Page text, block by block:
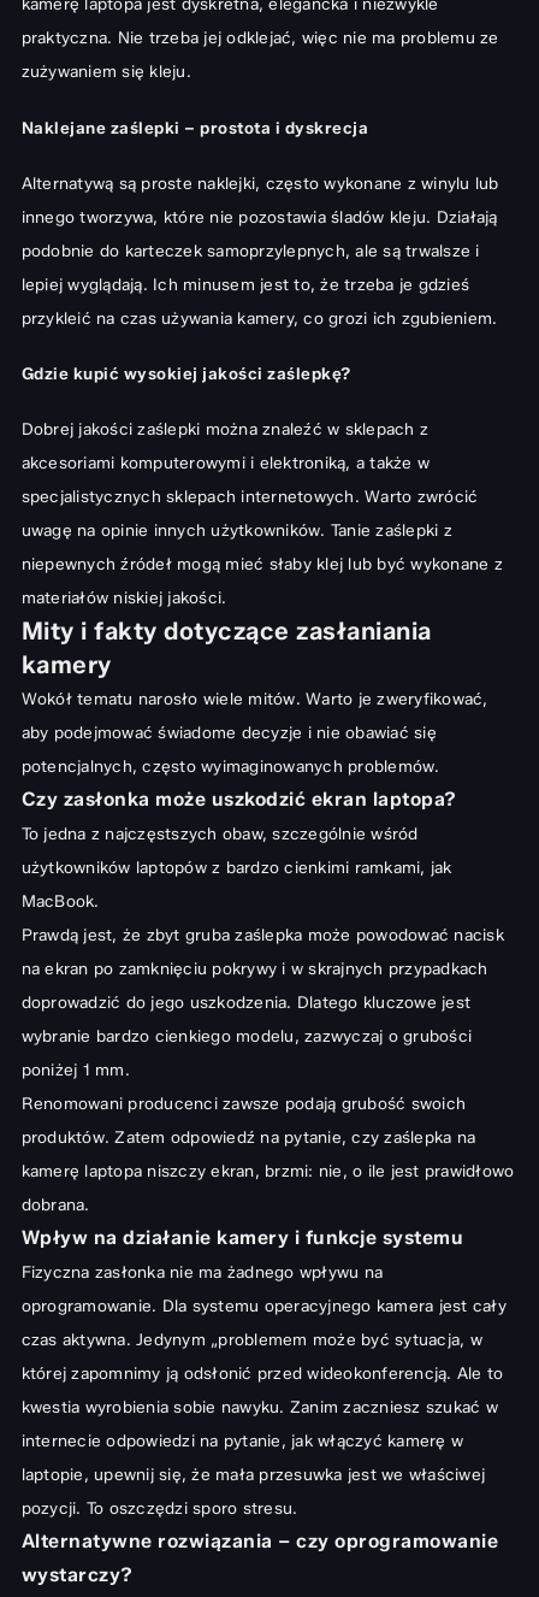
kamerę laptopa jest dyskretna, elegancka i niezwykle
praktyczna. Nie trzeba jej odklejać, więc nie ma problemu ze
zużywaniem się kleju.
Naklejane zaślepki – prostota i dyskrecja
Alternatywą są proste naklejki, często wykonane z winylu lub
innego tworzywa, które nie pozostawia śladów kleju. Działają
podobnie do karteczek samoprzylepnych, ale są trwalsze i
lepiej wyglądają. Ich minusem jest to, że trzeba je gdzieś
przykleić na czas używania kamery, co grozi ich zgubieniem.
Gdzie kupić wysokiej jakości zaślepkę?
Dobrej jakości zaślepki można znaleźć w sklepach z
akcesoriami komputerowymi i elektroniką, a także w
specjalistycznych sklepach internetowych. Warto zwrócić
uwagę na opinie innych użytkowników. Tanie zaślepki z
niepewnych źródeł mogą mieć słaby klej lub być wykonane z
materiałów niskiej jakości.
Mity i fakty dotyczące zasłaniania
kamery
Wokół tematu narosło wiele mitów. Warto je zweryfikować,
aby podejmować świadome decyzje i nie obawiać się
potencjalnych, często wyimaginowanych problemów.
Czy zasłonka może uszkodzić ekran laptopa?
To jedna z najczęstszych obaw, szczególnie wśród
użytkowników laptopów z bardzo cienkimi ramkami, jak
MacBook.
Prawdą jest, że zbyt gruba zaślepka może powodować nacisk
na ekran po zamknięciu pokrywy i w skrajnych przypadkach
doprowadzić do jego uszkodzenia. Dlatego kluczowe jest
wybranie bardzo cienkiego modelu, zazwyczaj o grubości
poniżej 1 mm.
Renomowani producenci zawsze podają grubość swoich
produktów. Zatem odpowiedź na pytanie, czy zaślepka na
kamerę laptopa niszczy ekran, brzmi: nie, o ile jest prawidłowo
dobrana.
Wpływ na działanie kamery i funkcje systemu
Fizyczna zasłonka nie ma żadnego wpływu na
oprogramowanie. Dla systemu operacyjnego kamera jest cały
czas aktywna. Jedynym „problemem może być sytuacja, w
której zapomnimy ją odsłonić przed wideokonferencją. Ale to
kwestia wyrobienia sobie nawyku. Zanim zaczniesz szukać w
internecie odpowiedzi na pytanie, jak włączyć kamerę w
laptopie, upewnij się, że mała przesuwka jest we właściwej
pozycji. To oszczędzi sporo stresu.
Alternatywne rozwiązania – czy oprogramowanie
wystarczy?